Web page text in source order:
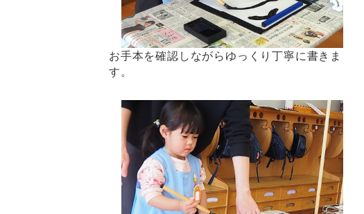
お手本を確認しながらゆっくり丁寧に書きま
す。